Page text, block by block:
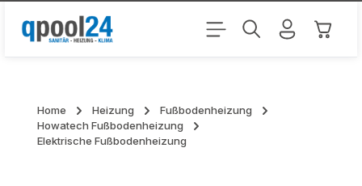
Zum Hauptinhalt springen
Home Heizung
Fußbodenheizung
Howatech Fußbodenheizung
Elektrische Fußbodenheizung